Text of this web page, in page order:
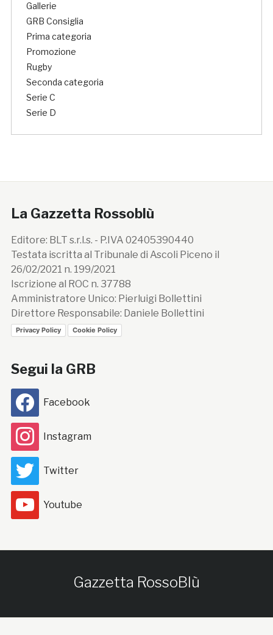
Gallerie
GRB Consiglia
Prima categoria
Promozione
Rugby
Seconda categoria
Serie C
Serie D
La Gazzetta Rossoblù
Editore: BLT s.r.l.s. - P.IVA 02405390440
Testata iscritta al Tribunale di Ascoli Piceno il
26/02/2021 n. 199/2021
Iscrizione al ROC n. 37788
Amministratore Unico: Pierluigi Bollettini
Direttore Responsabile: Daniele Bollettini
Privacy Policy Cookie Policy
Segui la GRB
Facebook
Instagram
Twitter
Youtube
Gazzetta RossoBlù